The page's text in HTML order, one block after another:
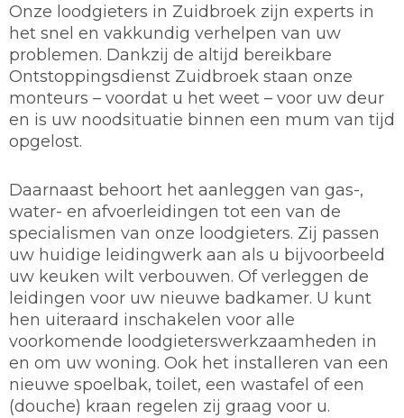
Onze loodgieters in Zuidbroek zijn experts in
het snel en vakkundig verhelpen van uw
problemen. Dankzij de altijd bereikbare
Ontstoppingsdienst Zuidbroek staan onze
monteurs – voordat u het weet – voor uw deur
en is uw noodsituatie binnen een mum van tijd
opgelost.
Daarnaast behoort het aanleggen van gas-,
water- en afvoerleidingen tot een van de
specialismen van onze loodgieters. Zij passen
uw huidige leidingwerk aan als u bijvoorbeeld
uw keuken wilt verbouwen. Of verleggen de
leidingen voor uw nieuwe badkamer. U kunt
hen uiteraard inschakelen voor alle
voorkomende loodgieterswerkzaamheden in
en om uw woning. Ook het installeren van een
nieuwe spoelbak, toilet, een wastafel of een
(douche) kraan regelen zij graag voor u.